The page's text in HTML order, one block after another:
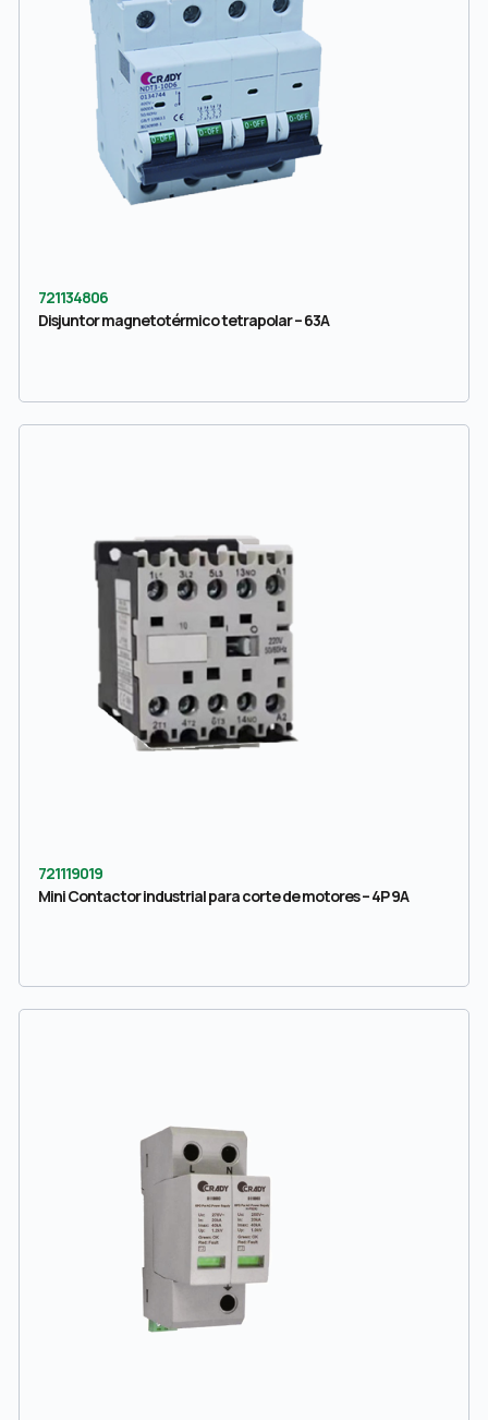
721134806
Disjuntor magnetotérmico tetrapolar – 63A
721119019
Mini Contactor industrial para corte de motores – 4P 9A